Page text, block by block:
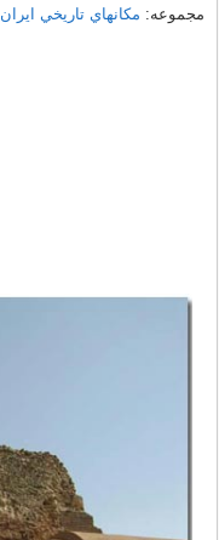
مجموعه: مكانهاي تاريخي ايران